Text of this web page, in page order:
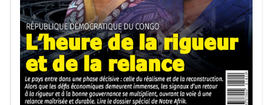
Début du dépouillement dans des conditions
précaires
Les bureaux ont fermé vers 18 heures dans la capitale.
Dans certains centres, les urnes apparaissaient à peine
remplies à moitié.